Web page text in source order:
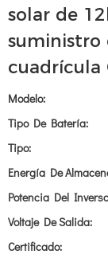
solar de
suministro
cuadrícula
Modelo:
Tipo De Batería:
Tipo:
Energía De
Potencia Del
Voltaje De Salida:
Certificado: